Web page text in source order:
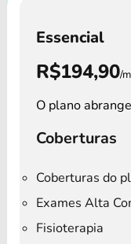
Essencial
R$194,90/
O plano
Coberturas
Coberturas do
Exames Alta
Fisioterapia